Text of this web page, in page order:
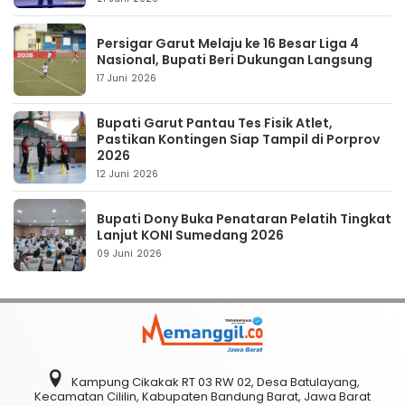
Persigar Garut Melaju ke 16 Besar Liga 4
Nasional, Bupati Beri Dukungan Langsung
17 Juni 2026
Bupati Garut Pantau Tes Fisik Atlet,
Pastikan Kontingen Siap Tampil di Porprov
2026
12 Juni 2026
Bupati Dony Buka Penataran Pelatih Tingkat
Lanjut KONI Sumedang 2026
09 Juni 2026
Kampung Cikakak RT 03 RW 02, Desa Batulayang,
Kecamatan Cililin, Kabupaten Bandung Barat, Jawa Barat